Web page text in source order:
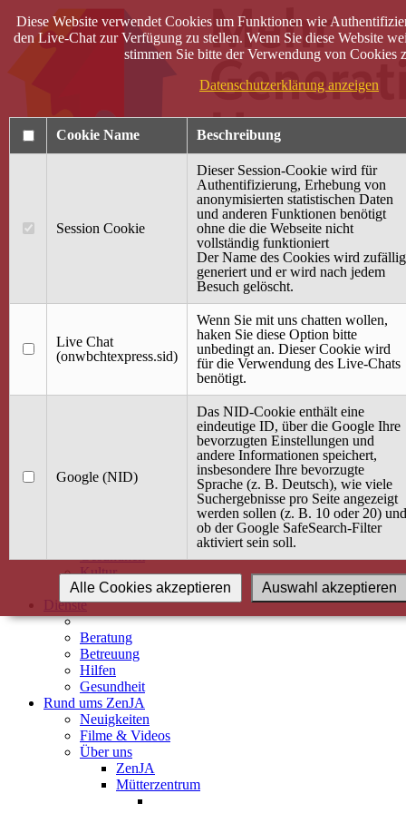
40 Jahre Mütterzentrum
Terminkalender
Gemeinsam aktiv
Gemeinsam unterwegs
wirFAIRändern
Angebot / Kurs suchen
Babybauch & Elternschaft
Gesundheit
Kultur
Alle Kurse
Dienste
Beratung
Betreuung
Hilfen
Gesundheit
Rund ums ZenJA
Neuigkeiten
Filme & Videos
Über uns
ZenJA
Mütterzentrum
Diese Website verwendet Cookies um Funktionen wie
den Live-Chat zur Verfügung zu stellen. Wenn Sie diese Website
stimmen Sie bitte der Verwendung von Cookies
Datenschutzerklärung anzeigen
Cookie Name Beschreibung
Session Cookie
Dieser Session-Cookie wird für
Authentifizierung, Erhebung von
anonymisierten statistischen Daten
und anderen Funktionen benötigt
ohne die die Webseite nicht
vollständig funktioniert
Der Name des Cookies wird zufällig
generiert und er wird nach jedem
Besuch gelöscht.
Live Chat
(onwbchtexpress.sid)
Wenn Sie mit uns chatten wollen,
haken Sie diese Option bitte
unbedingt an. Dieser Cookie wird
für die Verwendung des Live-Chats
benötigt.
Google (NID)
Das NID-Cookie enthält eine
eindeutige ID, über die Google Ihre
bevorzugten Einstellungen und
andere Informationen speichert,
insbesondere Ihre bevorzugte
Sprache (z. B. Deutsch), wie viele
Suchergebnisse pro Seite angezeigt
werden sollen (z. B. 10 oder 20) und
ob der Google SafeSearch-Filter
aktiviert sein soll.
Auswahl akzeptieren
Alle Cookies akzeptieren